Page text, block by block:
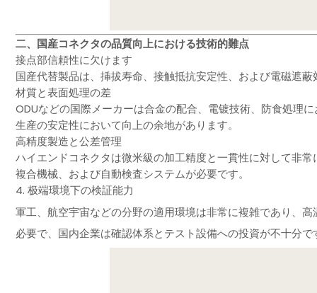
二、国産コネクタの品質向上における技術的難点
接点部信頼性に欠けます
国産代替製品は、挿拔寿命、接触抵抗安定性、および電磁遮
材質と表面処理の差
ODUなどの国際メーカーは合金の配合、電镀技術、防食処理
生産の安定性において向上の余地があります。
高精度製造と公差管理
ハイエンドコネクタは微米級の加工精度と一貫性に対して非
複合機械、および自動検査システムが必要です。
4. 极端環境下の検証能力
軍工、航空宇宙などの分野の適用環境は非常に複雑であり、
必要で、国内企業は確認体系とテスト設備への投資が不十分で